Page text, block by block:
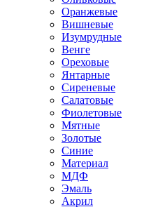
Оранжевые
Вишневые
Изумрудные
Венге
Ореховые
Янтарные
Сиреневые
Салатовые
Фиолетовые
Мятные
Золотые
Синие
Материал
МДФ
Эмаль
Акрил